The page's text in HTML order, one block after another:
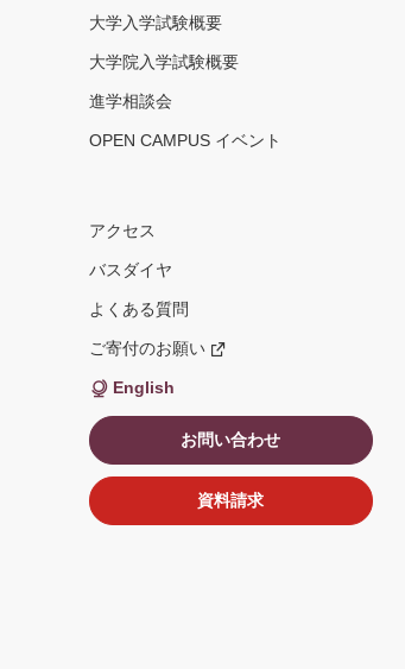
大学入学試験概要
大学院入学試験概要
進学相談会
OPEN CAMPUS イベント
アクセス
バスダイヤ
よくある質問
ご寄付のお願い
新
ィ
ン
ド
ウ
で
開
く
English
お問い合わせ
資料請求